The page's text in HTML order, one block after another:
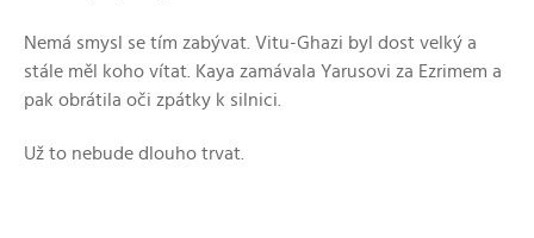
Nemá smysl se tím zabývat. Vitu-Ghazi byl dost velký a
stále měl koho vítat. Kaya zamávala Yarusovi za Ezrimem a
pak obrátila oči zpátky k silnici.
Už to nebude dlouho trvat.